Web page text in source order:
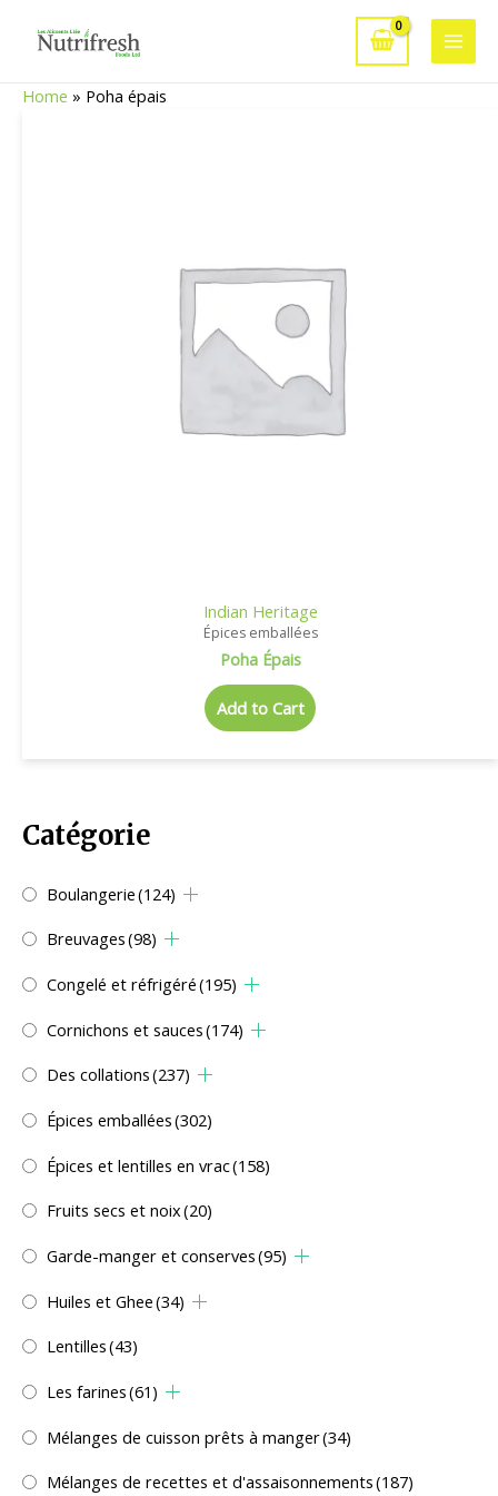
Main
Catégorie
Boulangerie(124)
Breuvages(98)
Congelé et réfrigéré(195)
Cornichons et sauces(174)
Des collations(237)
Épices emballées(302)
Épices et lentilles en vrac(158)
Fruits secs et noix(20)
Garde-manger et conserves(95)
Huiles et Ghee(34)
Lentilles(43)
Les farines(61)
Mélanges de cuisson prêts à manger(34)
Mélanges de recettes et d'assaisonnements(187)
Home » Poha épais
Indian Heritage
Épices emballées
Poha Épais
Add to Cart